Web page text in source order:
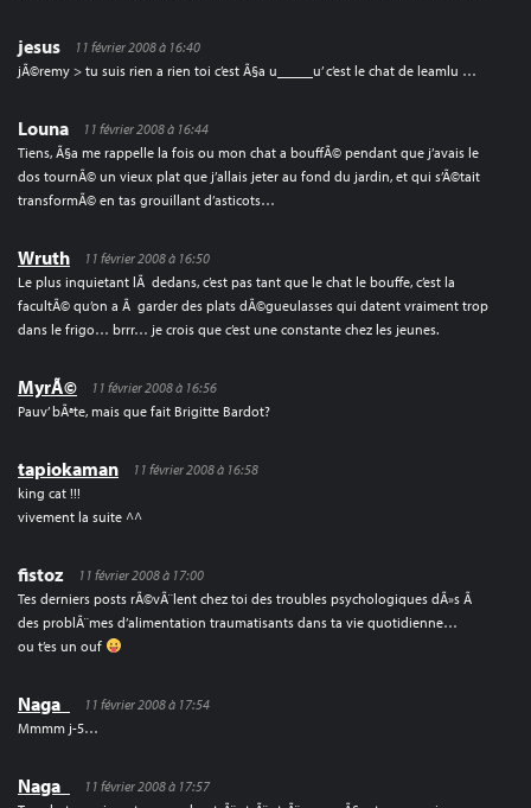
jesus
11 février 2008 à 16:40
jÃ©remy > tu suis rien a rien toi c’est Ã§a u_____u’ c’est le chat de leamlu …
Louna
11 février 2008 à 16:44
Tiens, Ã§a me rappelle la fois ou mon chat a bouffÃ© pendant que j’avais le
dos tournÃ© un vieux plat que j’allais jeter au fond du jardin, et qui s’Ã©tait
transformÃ© en tas grouillant d’asticots…
Wruth
11 février 2008 à 16:50
Le plus inquietant lÃ dedans, c’est pas tant que le chat le bouffe, c’est la
facultÃ© qu’on a Ã garder des plats dÃ©gueulasses qui datent vraiment trop
dans le frigo… brrr… je crois que c’est une constante chez les jeunes.
MyrÃ©
11 février 2008 à 16:56
Pauv’ bÃªte, mais que fait Brigitte Bardot?
tapiokaman
11 février 2008 à 16:58
king cat !!!
vivement la suite ^^
fistoz
11 février 2008 à 17:00
Tes derniers posts rÃ©vÃ¨lent chez toi des troubles psychologiques dÃ»s Ã
des problÃ¨mes d’alimentation traumatisants dans ta vie quotidienne…
ou t’es un ouf
Naga_
11 février 2008 à 17:54
Mmmm j-5…
Naga_
11 février 2008 à 17:57